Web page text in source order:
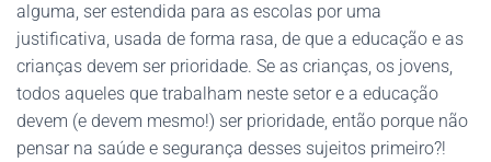
alguma, ser estendida para as escolas por uma
justificativa, usada de forma rasa, de que a educação e as
crianças devem ser prioridade. Se as crianças, os jovens,
todos aqueles que trabalham neste setor e a educação
devem (e devem mesmo!) ser prioridade, então porque não
pensar na saúde e segurança desses sujeitos primeiro?!